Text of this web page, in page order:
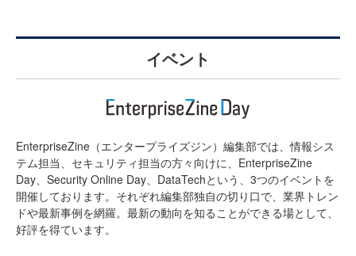
イベント
EnterpriseZine（エンタープライズジン）編集部では、情報シス
テム担当、セキュリティ担当の方々向けに、EnterpriseZine
Day、Security Online Day、DataTechという、3つのイベントを
開催しております。それぞれ編集部独自の切り口で、業界トレン
ドや最新事例を網羅。最新の動向を知ることができる場として、
好評を得ています。